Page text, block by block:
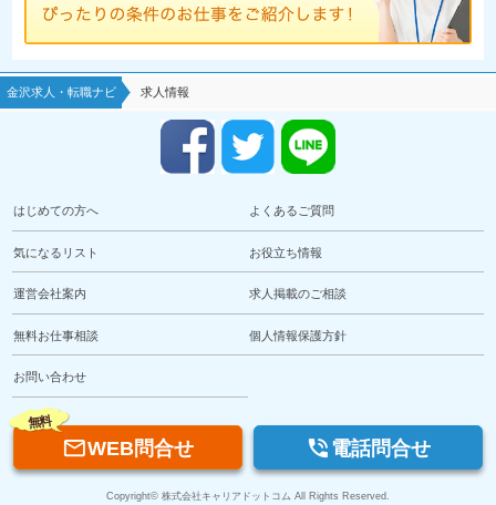
金沢求人・転職ナビ 求人情報
はじめての方へ よくあるご質問
気になるリスト お役立ち情報
運営会社案内 求人掲載のご相談
無料お仕事相談 個人情報保護方針
お問い合わせ
無料
WEB問合せ  電話問合せ
Copyright© 株式会社キャリアドットコム All Rights Reserved.